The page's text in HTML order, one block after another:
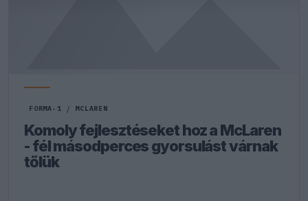
FORMA-1 / MCLAREN
Komoly fejlesztéseket hoz a McLaren
- fél másodperces gyorsulást várnak
tőlük